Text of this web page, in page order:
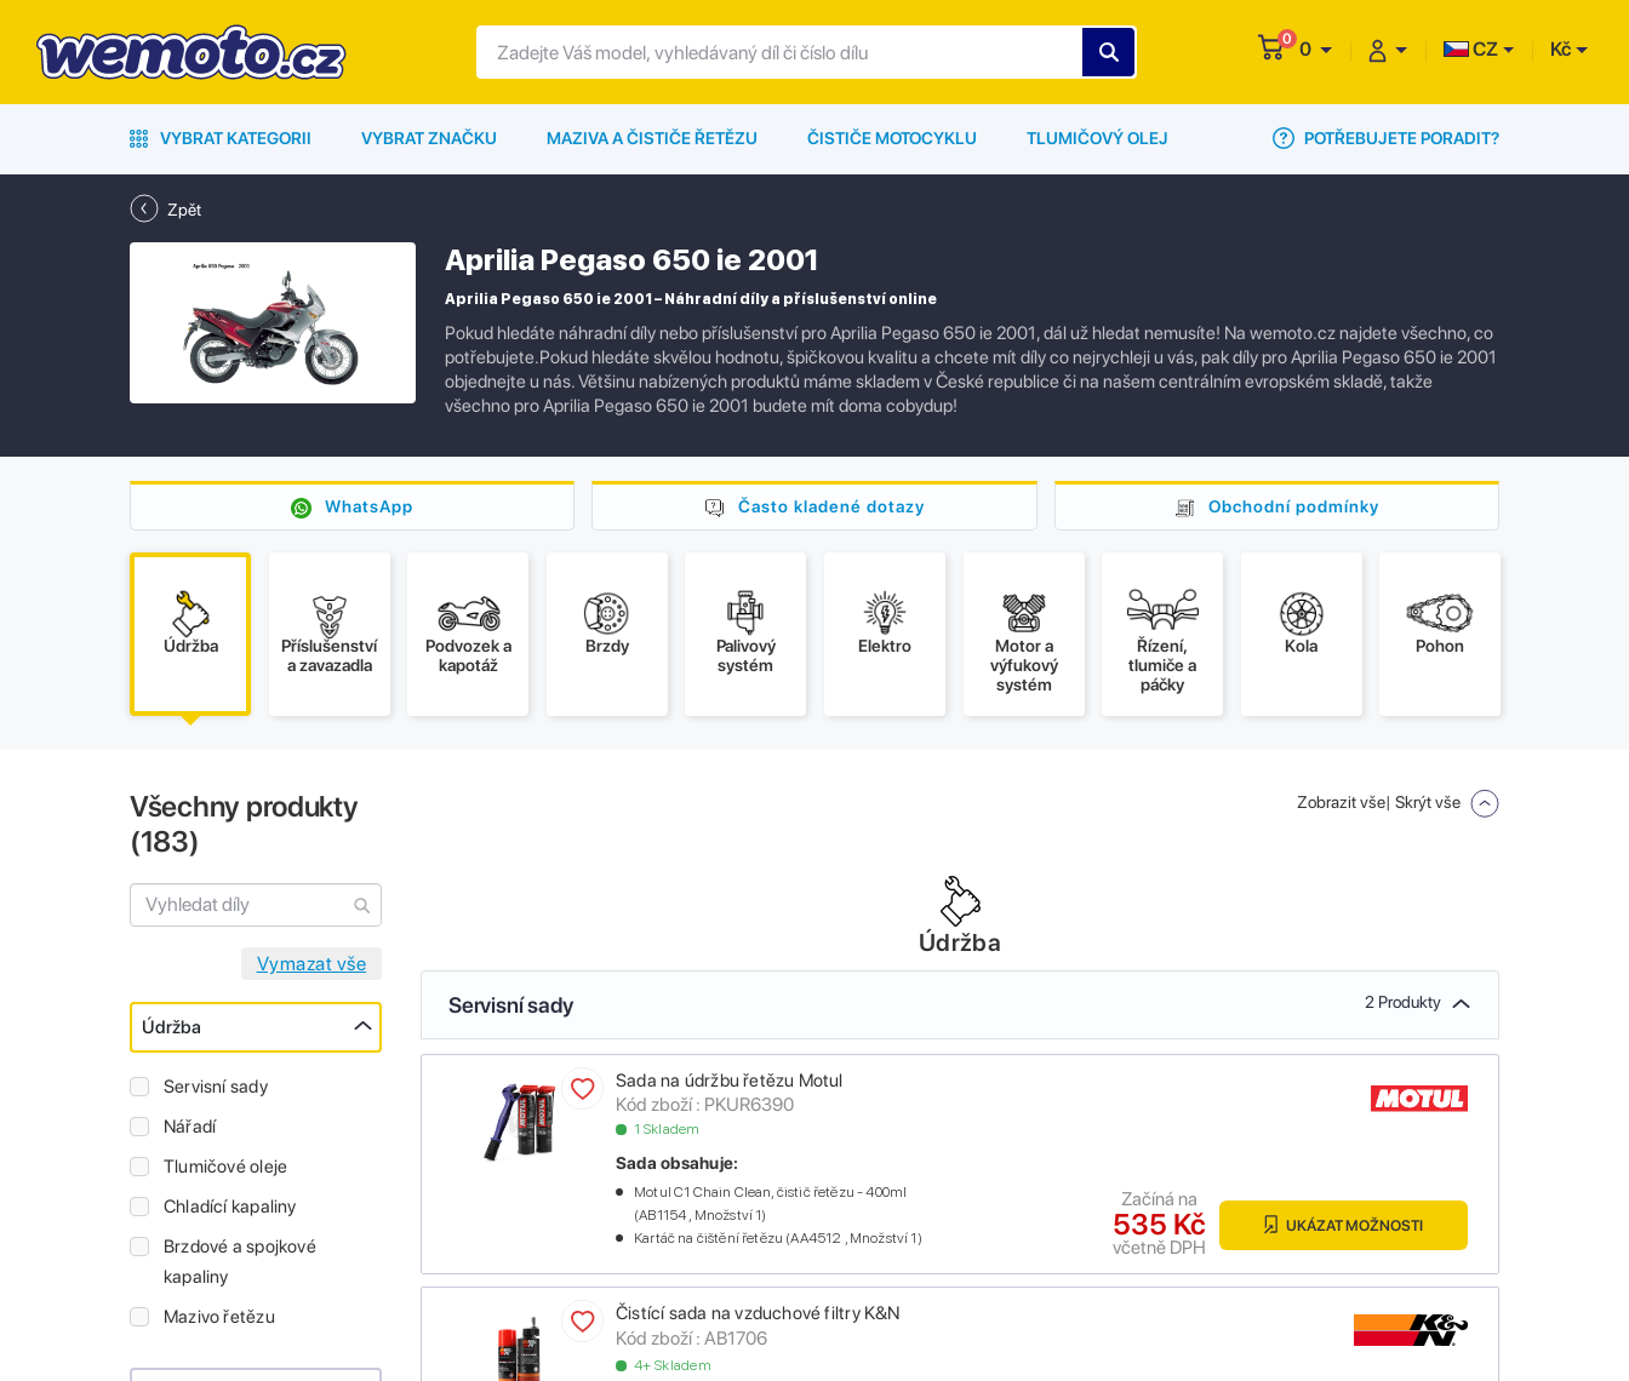
0 0 CZ Kč
VYBRAT KATEGORII VYBRAT ZNAČKU MAZIVA A ČISTIČE ŘETĚZU ČISTIČE MOTOCYKLU TLUMIČOVÝ OLEJ POTŘEBUJETE PORADIT?
Zpět
Aprilia Pegaso 650 ie 2001
Aprilia Pegaso 650 ie 2001 – Náhradní díly a příslušenství online
Pokud hledáte náhradní díly nebo příslušenství pro Aprilia Pegaso 650 ie 2001, dál už hledat nemusíte! Na wemoto.cz najdete všechno, co
potřebujete.Pokud hledáte skvělou hodnotu, špičkovou kvalitu a chcete mít díly co nejrychleji u vás, pak díly pro Aprilia Pegaso 650 ie 2001
objednejte u nás. Většinu nabízených produktů máme skladem v České republice či na našem centrálním evropském skladě, takže
všechno pro Aprilia Pegaso 650 ie 2001 budete mít doma cobydup!
WhatsApp Často kladené dotazy Obchodní podmínky
Údržba
Příslušenství
a zavazadla
Podvozek a
kapotáž
Brzdy
Palivový
systém
Elektro
Motor a
výfukový
systém
Řízení,
tlumiče a
páčky
Kola Pohon
Všechny produkty
(183)
Údržba
Servisní sady
Nářadí
Tlumičové oleje
Chladící kapaliny
Brzdové a spojkové
kapaliny
Mazivo řetězu
Zobrazit vše| Skrýt vše
Údržba
Servisní sady 2 Produkty
Sada na údržbu řetězu Motul
Kód zboží : PKUR6390
1 Skladem
Sada obsahuje:
Motul C1 Chain Clean, čistič řetězu - 400ml
(AB1154 , Množství 1)
Kartáč na čištění řetězu (AA4512 , Množství 1)
535 Kč
včetně DPH
Začíná na
UKÁZAT MOŽNOSTI
Čistící sada na vzduchové filtry K&N
Kód zboží : AB1706
4+ Skladem